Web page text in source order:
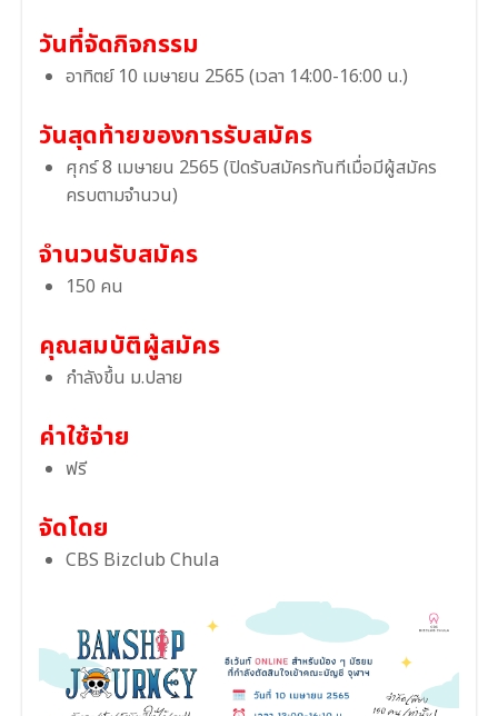
วันที่จัดกิจกรรม
อาทิตย์ 10 เมษายน 2565 (เวลา 14:00-16:00 น.)
วันสุดท้ายของการรับสมัคร
ศุกร์ 8 เมษายน 2565 (ปิดรับสมัครทันทีเมื่อมีผู้สมัคร
ครบตามจำนวน)
จำนวนรับสมัคร
150 คน
คุณสมบัติผู้สมัคร
กำลังขึ้น ม.ปลาย
ค่าใช้จ่าย
ฟรี
จัดโดย
CBS Bizclub Chula